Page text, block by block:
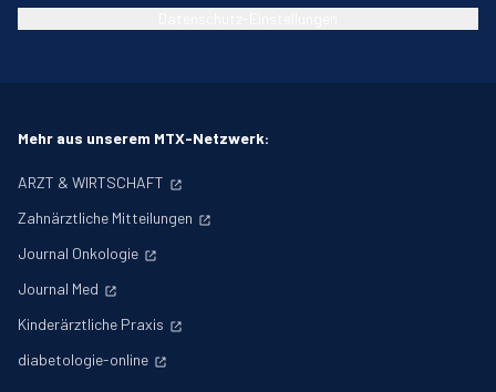
Mehr aus unserem MTX-Netzwerk:
ARZT & WIRTSCHAFT
Zahnärztliche Mitteilungen
Journal Onkologie
Journal Med
Kinderärztliche Praxis
diabetologie-online